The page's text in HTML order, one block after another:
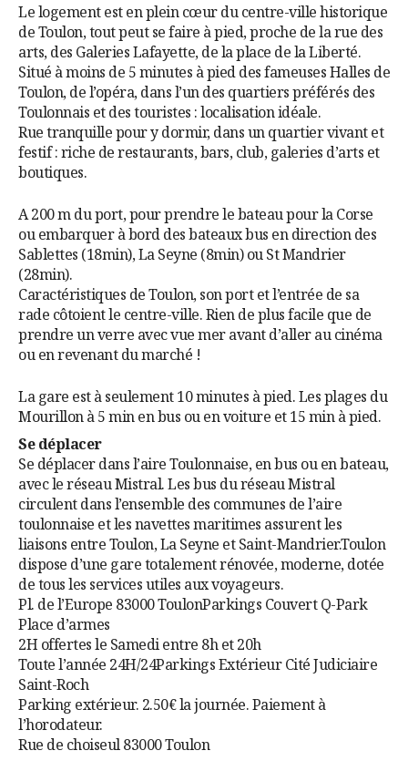
Le logement est en plein cœur du centre-ville historique
de Toulon, tout peut se faire à pied, proche de la rue des
arts, des Galeries Lafayette, de la place de la Liberté.
Situé à moins de 5 minutes à pied des fameuses Halles de
Toulon, de l’opéra, dans l’un des quartiers préférés des
Toulonnais et des touristes : localisation idéale.
Rue tranquille pour y dormir, dans un quartier vivant et
festif : riche de restaurants, bars, club, galeries d’arts et
boutiques.
A 200 m du port, pour prendre le bateau pour la Corse
ou embarquer à bord des bateaux bus en direction des
Sablettes (18min), La Seyne (8min) ou St Mandrier
(28min).
Caractéristiques de Toulon, son port et l’entrée de sa
rade côtoient le centre-ville. Rien de plus facile que de
prendre un verre avec vue mer avant d’aller au cinéma
ou en revenant du marché !
La gare est à seulement 10 minutes à pied. Les plages du
Mourillon à 5 min en bus ou en voiture et 15 min à pied.
Se déplacer
Se déplacer dans l’aire Toulonnaise, en bus ou en bateau,
avec le réseau Mistral. Les bus du réseau Mistral
circulent dans l’ensemble des communes de l’aire
toulonnaise et les navettes maritimes assurent les
liaisons entre Toulon, La Seyne et Saint-Mandrier.Toulon
dispose d’une gare totalement rénovée, moderne, dotée
de tous les services utiles aux voyageurs.
Pl. de l’Europe 83000 ToulonParkings Couvert Q-Park
Place d’armes
2H offertes le Samedi entre 8h et 20h
Toute l’année 24H/24Parkings Extérieur Cité Judiciaire
Saint-Roch
Parking extérieur. 2.50€ la journée. Paiement à
l’horodateur.
Rue de choiseul 83000 Toulon